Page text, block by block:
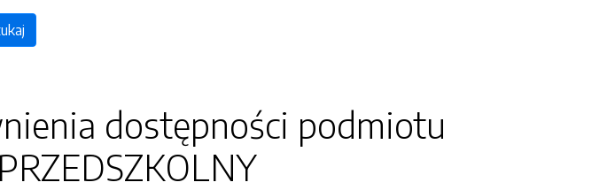
dostępności podmiotu